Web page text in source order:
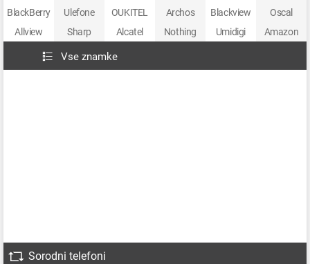
BlackBerry
Ulefone OUKITEL Archos Blackview
Oscal
Allview
Sharp Alcatel Nothing Umidigi Amazon
Vse znamke
Sorodni telefoni